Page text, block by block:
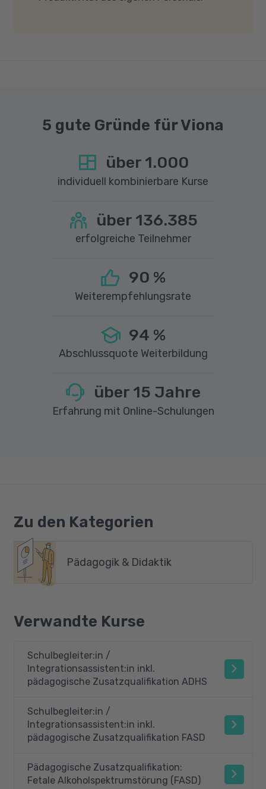
5 gute Gründe für Viona
über 1.000
individuell kombinierbare Kurse
über 136.385
erfolgreiche Teilnehmer
90 %
Weiterempfehlungsrate
94 %
Abschlussquote Weiterbildung
über 15 Jahre
Erfahrung mit Online-Schulungen
Zu den Kategorien
Pädagogik & Didaktik
Verwandte Kurse
Schulbegleiter:in /
Integrationsassistent:in inkl.
pädagogische Zusatzqualifikation ADHS
Schulbegleiter:in /
Integrationsassistent:in inkl.
pädagogische Zusatzqualifikation FASD
Pädagogische Zusatzqualifikation:
Fetale Alkoholspektrumstörung (FASD)